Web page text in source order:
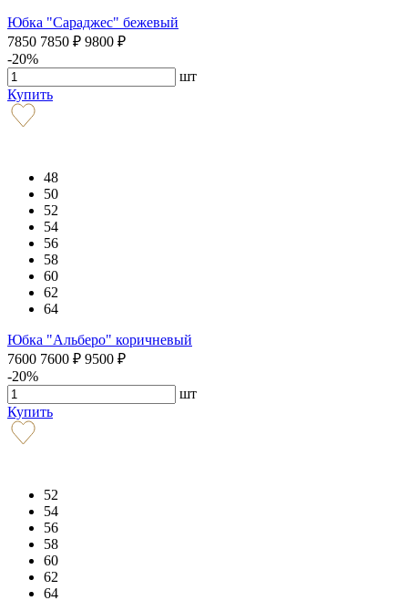
Юбка "Сараджес" бежевый
7850 7850 ₽ 9800 ₽
-20%
шт
Купить
48
50
52
54
56
58
60
62
64
Юбка "Альберо" коричневый
7600 7600 ₽ 9500 ₽
-20%
шт
Купить
52
54
56
58
60
62
64